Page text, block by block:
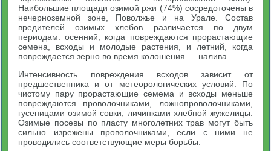
Наибольшие площади озимой ржи (74%) сосредоточены в
нечерноземной зоне, Поволжье и на Урале. Состав
вредителей озимых хлебов различается по двум
периодам: осенний, когда повреждаются прорастающие
семена, всходы и молодые растения, и летний, когда
повреждается зерно во время колошения — налива.
Интенсивность повреждения всходов зависит от
предшественника и от метеорологических условий. По
чистому пару прорастающие семема и всходы меньше
повреждаются проволочниками, ложнопроволочниками,
гусеницами озимой совки, личинками хлебной жужелицы.
Озимые посевы по пласту многолетних трав могут быть
сильно изрежены проволочниками, если с ними не
проводились соответствующие меры борьбы.